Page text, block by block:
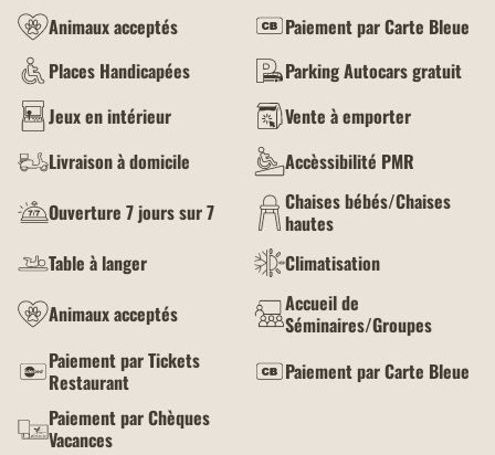
Animaux acceptés
Paiement par Carte Bleue
Places Handicapées
Parking Autocars gratuit
Jeux en intérieur
Vente à emporter
Livraison à domicile
Accèssibilité PMR
Ouverture 7 jours sur 7
Chaises bébés/Chaises
hautes
Table à langer
Climatisation
Animaux acceptés
Accueil de
Séminaires/Groupes
Paiement par Tickets
Restaurant
Paiement par Carte Bleue
Paiement par Chèques
Vacances